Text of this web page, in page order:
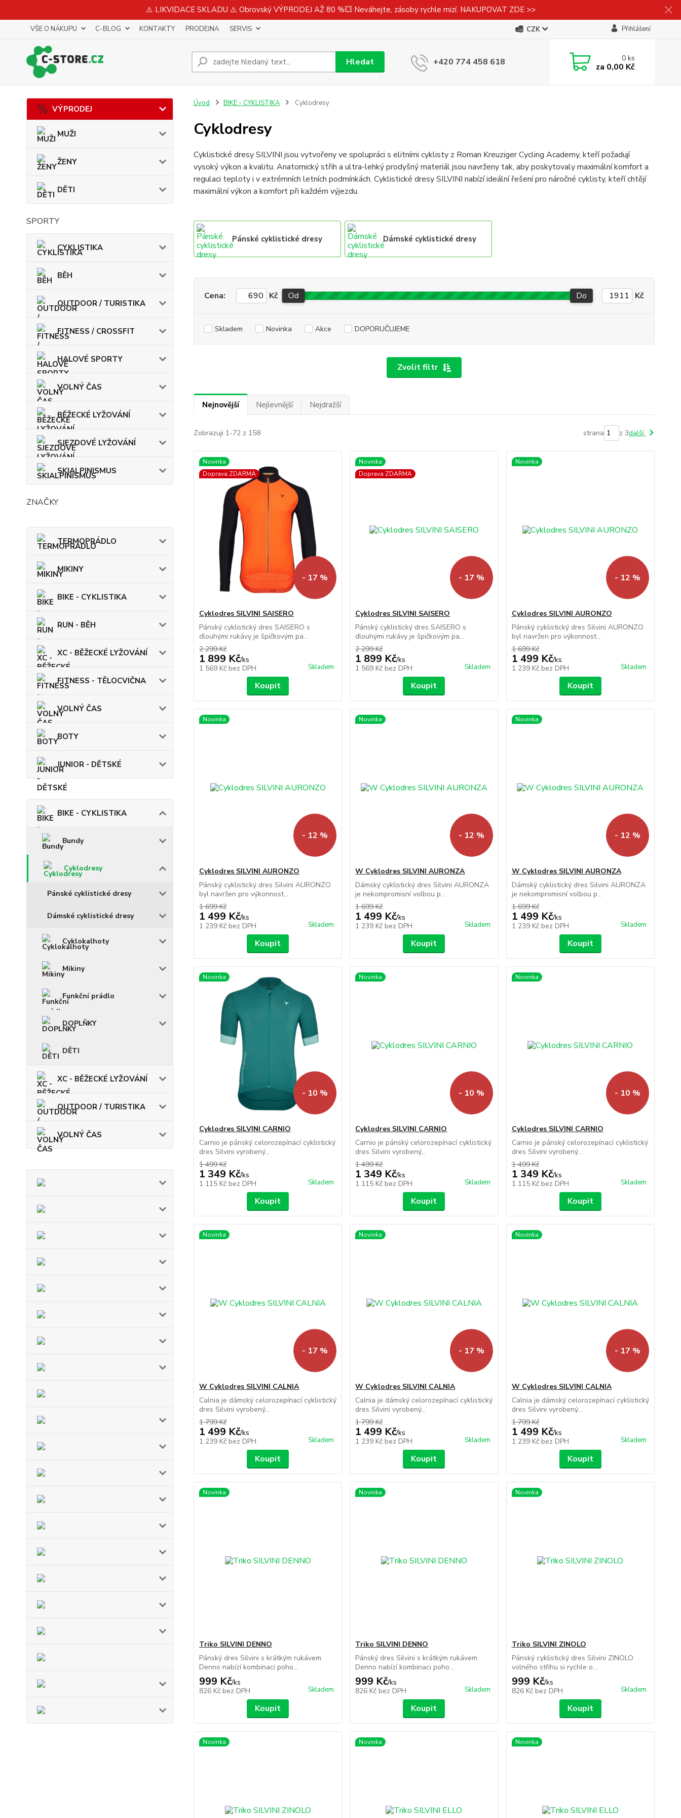
⚠️ LIKVIDACE SKLADU ⚠️ Obrovský VÝPRODEJ AŽ 80 %💥 Neváhejte, zásoby rychle mizí. NAKUPOVAT ZDE >>
VŠE O NÁKUPU C-BLOG KONTAKTY PRODEJNA SERVIS CZK Přihlášení
Hledat +420 774 458 618 0ks
za 0,00 Kč
VÝPRODEJ
MUŽI
ŽENY
DĚTI
SPORTY
CYKLISTIKA
BĚH
OUTDOOR / TURISTIKA
FITNESS / CROSSFIT
HALOVÉ SPORTY
VOLNÝ ČAS
BĚŽECKÉ LYŽOVÁNÍ
SJEZDOVÉ LYŽOVÁNÍ
SKIALPINISMUS
ZNAČKY
TERMOPRÁDLO
MIKINY
BIKE - CYKLISTIKA
RUN - BĚH
XC - BĚŽECKÉ LYŽOVÁNÍ
FITNESS - TĚLOCVIČNA
VOLNÝ ČAS
BOTY
JUNIOR - DĚTSKÉ
BIKE - CYKLISTIKA
Bundy
Cyklodresy
Pánské cyklistické dresy
Dámské cyklistické dresy
Cyklokalhoty
Mikiny
Funkční prádlo
DOPLŇKY
DĚTI
XC - BĚŽECKÉ LYŽOVÁNÍ
OUTDOOR / TURISTIKA
VOLNÝ ČAS
Úvod BIKE - CYKLISTIKA Cyklodresy
Cyklodresy
Cyklistické dresy SILVINI jsou vytvořeny ve spolupráci s elitními cyklisty z Roman Kreuziger Cycling Academy, kteří požadují
vysoký výkon a kvalitu. Anatomický střih a ultra-lehký prodyšný materiál jsou navrženy tak, aby poskytovaly maximální komfort a
regulaci teploty i v extrémních letních podmínkách. Cyklistické dresy SILVINI nabízí ideální řešení pro náročné cyklisty, kteří chtějí
maximální výkon a komfort při každém výjezdu.
Pánské cyklistické dresy Dámské cyklistické dresy
Zvolit filtr
Cena: Kč Od Do Kč
Skladem Novinka Akce DOPORUČUJEME
Nejnovější Nejlevnější Nejdražší
Zobrazuji 1-72 z 158 strana z 3další
Novinka
Doprava ZDARMA
- 17 %
Cyklodres SILVINI SAISERO
Pánský cyklistický dres SAISERO s
dlouhými rukávy je špičkovým pa...
2 299 Kč
1 899 Kč/ks
1 569 Kč bez DPH Skladem
Koupit
Novinka
Doprava ZDARMA
- 17 %
Cyklodres SILVINI SAISERO
Pánský cyklistický dres SAISERO s
dlouhými rukávy je špičkovým pa...
2 299 Kč
1 899 Kč/ks
1 569 Kč bez DPH Skladem
Koupit
Novinka
- 12 %
Cyklodres SILVINI AURONZO
Pánský cyklistický dres Silvini AURONZO
byl navržen pro výkonnost...
1 699 Kč
1 499 Kč/ks
1 239 Kč bez DPH Skladem
Koupit
Novinka
- 12 %
Cyklodres SILVINI AURONZO
Pánský cyklistický dres Silvini AURONZO
byl navržen pro výkonnost...
1 699 Kč
1 499 Kč/ks
1 239 Kč bez DPH Skladem
Koupit
Novinka
- 12 %
W Cyklodres SILVINI AURONZA
Dámský cyklistický dres Silvini AURONZA
je nekompromisní volbou p...
1 699 Kč
1 499 Kč/ks
1 239 Kč bez DPH Skladem
Koupit
Novinka
- 12 %
W Cyklodres SILVINI AURONZA
Dámský cyklistický dres Silvini AURONZA
je nekompromisní volbou p...
1 699 Kč
1 499 Kč/ks
1 239 Kč bez DPH Skladem
Koupit
Novinka
- 10 %
Cyklodres SILVINI CARNIO
Carnio je pánský celorozepínací cyklistický
dres Silvini vyrobený...
1 499 Kč
1 349 Kč/ks
1 115 Kč bez DPH Skladem
Koupit
Novinka
- 10 %
Cyklodres SILVINI CARNIO
Carnio je pánský celorozepínací cyklistický
dres Silvini vyrobený...
1 499 Kč
1 349 Kč/ks
1 115 Kč bez DPH Skladem
Koupit
Novinka
- 10 %
Cyklodres SILVINI CARNIO
Carnio je pánský celorozepínací cyklistický
dres Silvini vyrobený...
1 499 Kč
1 349 Kč/ks
1 115 Kč bez DPH Skladem
Koupit
Novinka
- 17 %
W Cyklodres SILVINI CALNIA
Calnia je dámský celorozepínací cyklistický
dres Silvini vyrobený...
1 799 Kč
1 499 Kč/ks
1 239 Kč bez DPH Skladem
Koupit
Novinka
- 17 %
W Cyklodres SILVINI CALNIA
Calnia je dámský celorozepínací cyklistický
dres Silvini vyrobený...
1 799 Kč
1 499 Kč/ks
1 239 Kč bez DPH Skladem
Koupit
Novinka
- 17 %
W Cyklodres SILVINI CALNIA
Calnia je dámský celorozepínací cyklistický
dres Silvini vyrobený...
1 799 Kč
1 499 Kč/ks
1 239 Kč bez DPH Skladem
Koupit
Novinka
Triko SILVINI DENNO
Pánský dres Silvini s krátkým rukávem
Denno nabízí kombinaci poho...
999 Kč/ks
826 Kč bez DPH Skladem
Koupit
Novinka
Triko SILVINI DENNO
Pánský dres Silvini s krátkým rukávem
Denno nabízí kombinaci poho...
999 Kč/ks
826 Kč bez DPH Skladem
Koupit
Novinka
Triko SILVINI ZINOLO
Pánský cyklistický dres Silvini ZINOLO
volného střihu si rychle o...
999 Kč/ks
826 Kč bez DPH Skladem
Koupit
Novinka Novinka Novinka